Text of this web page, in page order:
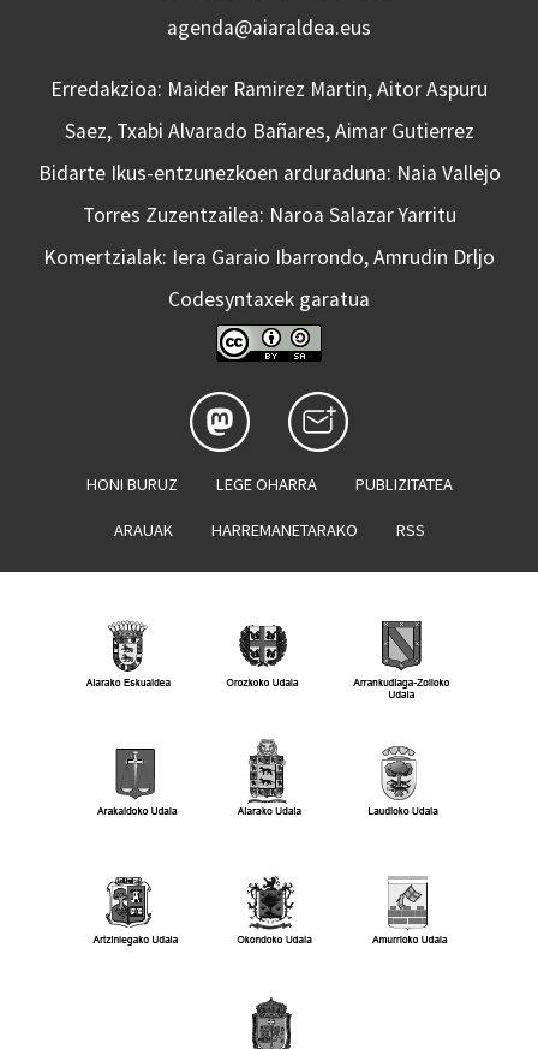
agenda@aiaraldea.eus
Erredakzioa: Maider Ramirez Martin, Aitor Aspuru
Saez, Txabi Alvarado Bañares, Aimar Gutierrez
Bidarte Ikus-entzunezkoen arduraduna: Naia Vallejo
Torres Zuzentzailea: Naroa Salazar Yarritu
Komertzialak: Iera Garaio Ibarrondo, Amrudin Drljo
Codesyntaxek garatua
HONI BURUZ LEGE OHARRA PUBLIZITATEA
ARAUAK HARREMANETARAKO RSS